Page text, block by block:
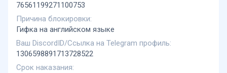
76561199271100753
Причина блокировки
Гифка на английском языке
Ваш DiscordID/Ссылка на Telegram профиль
1306598891713728522
Срок наказания